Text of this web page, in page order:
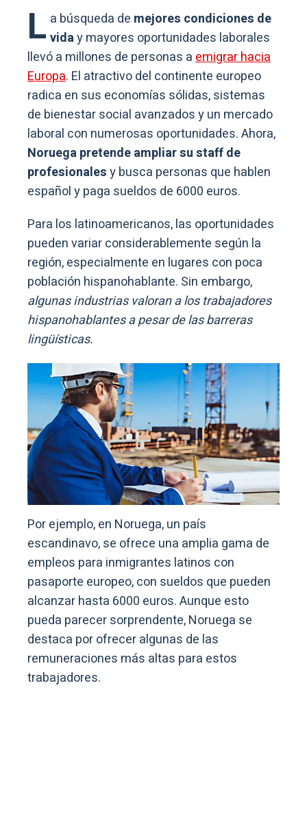
L a búsqueda de mejores condiciones de
viday mayores oportunidades laborales
llevó a millones de personas aemigrar hacia
Europa. El atractivo del continente europeo
radica en sus economías sólidas, sistemas
de bienestar social avanzados y un mercado
laboral con numerosas oportunidades. Ahora,
Noruega pretende ampliar su staff de
profesionalesy busca personas que hablen
español y paga sueldos de 6000 euros.
Para los latinoamericanos, las oportunidades
pueden variar considerablemente según la
región, especialmente en lugares con poca
población hispanohablante. Sin embargo,
algunas industrias valoran a los trabajadores
hispanohablantes a pesar de las barreras
lingüísticas.
Por ejemplo, en Noruega, un país
escandinavo, se ofrece una amplia gama de
empleos para inmigrantes latinos con
pasaporte europeo, con sueldos que pueden
alcanzar hasta 6000 euros. Aunque esto
pueda parecer sorprendente, Noruega se
destaca por ofrecer algunas de las
remuneraciones más altas para estos
trabajadores.